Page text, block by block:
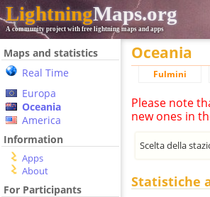
LightningMaps.org
A community project with free lightning maps and apps
Maps and statistics
Real Time
Europa
Oceania
America
Information
Apps
About
For Participants
Oceania
Fulmini
Please note
new ones in
Scelta della
Statistiche